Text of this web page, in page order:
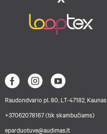
Raudondvario pl. 80, LT-47182, Kaunas
+37062078167 (tik skambučiams)
eparduotuve@audimas.lt